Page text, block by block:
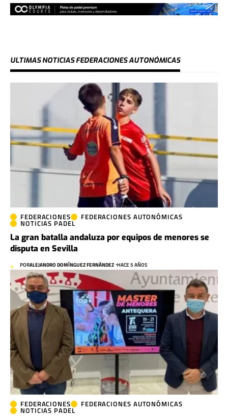
ULTIMAS NOTICIAS FEDERACIONES AUTONÓMICAS
FEDERACIONES FEDERACIONES AUTONÓMICAS
NOTICIAS PADEL
La gran batalla andaluza por equipos de menores se
disputa en Sevilla
PORALEJANDRO DOMÍNGUEZ FERNÁNDEZ HACE 5 AÑOS
FEDERACIONES FEDERACIONES AUTONÓMICAS
NOTICIAS PADEL